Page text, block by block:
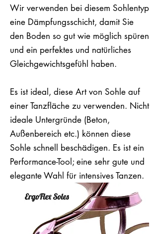
Wir verwenden bei diesem Sohlentyp
eine Dämpfungsschicht, damit Sie
den Boden so gut wie möglich spüren
und ein perfektes und natürliches
Gleichgewichtsgefühl haben.
Es ist ideal, diese Art von Sohle auf
einer Tanzfläche zu verwenden. Nicht
ideale Untergründe (Beton,
Außenbereich etc.) können diese
Sohle schnell beschädigen. Es ist ein
Performance-Tool; eine sehr gute und
elegante Wahl für intensives Tanzen.